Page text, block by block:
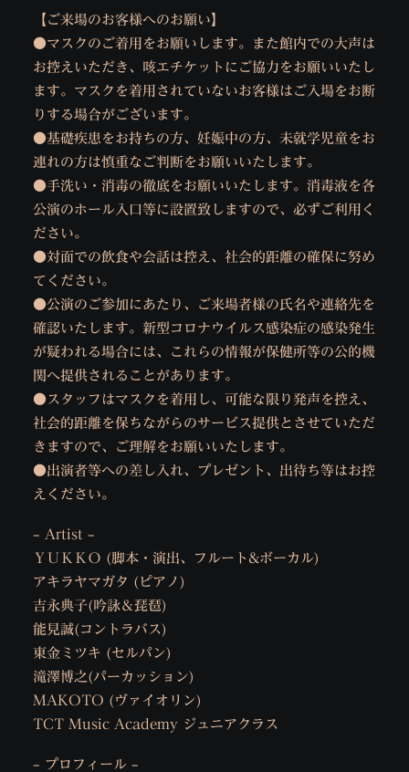
【ご来場のお客様へのお願い】
●マスクのご着用をお願いします。また館内での大声は
お控えいただき、咳エチケットにご協力をお願いいたし
ます。マスクを着用されていないお客様はご入場をお断
りする場合がございます。
●基礎疾患をお持ちの方、妊娠中の方、未就学児童をお
連れの方は慎重なご判断をお願いいたします。
●手洗い・消毒の徹底をお願いいたします。消毒液を各
公演のホール入口等に設置致しますので、必ずご利用く
ださい。
●対面での飲食や会話は控え、社会的距離の確保に努め
てください。
●公演のご参加にあたり、ご来場者様の氏名や連絡先を
確認いたします。新型コロナウイルス感染症の感染発生
が疑われる場合には、これらの情報が保健所等の公的機
関へ提供されることがあります。
●スタッフはマスクを着用し、可能な限り発声を控え、
社会的距離を保ちながらのサービス提供とさせていただ
きますので、ご理解をお願いいたします。
●出演者等への差し入れ、プレゼント、出待ち等はお控
えください。
– Artist –
ＹＵＫＫＯ (脚本・演出、フルート&ボーカル)
アキラヤマガタ (ピアノ)
吉永典子(吟詠＆琵琶)
能見誠(コントラバス)
東金ミツキ (セルパン)
滝澤博之(パーカッション)
MAKOTO (ヴァイオリン)
TCT Music Academy ジュニアクラス
– プロフィール –